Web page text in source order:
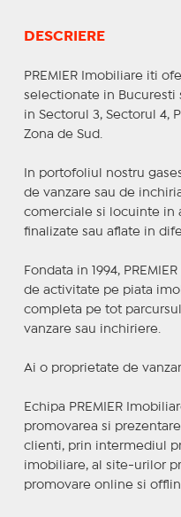
DESCRIERE
PREMIER Imobiliare iti
selectionate in Bucuresti
in Sectorul 3, Sectorul 4,
Zona de Sud.
In portofoliul nostru
de vanzare sau de
comerciale si locuinte in
finalizate sau aflate in
Fondata in 1994,
de activitate pe piata
completa pe tot
vanzare sau inchiriere.
Ai o proprietate de
Echipa PREMIER
promovarea si
clienti, prin intermediul
imobiliare, al site-urilor
promovare online si